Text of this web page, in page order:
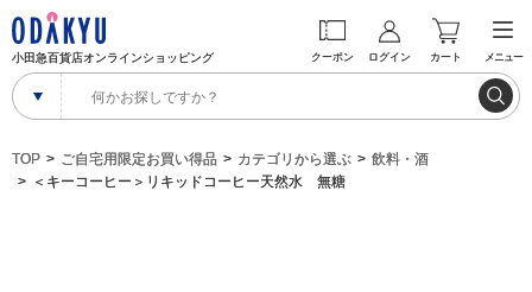
小田急百貨店オンラインショッピング クーポン ログイン カート メニュー
TOP ご自宅用限定お買い得品 カテゴリから選ぶ
飲料・酒
＜キーコーヒー＞リキッドコーヒー天然水 無糖